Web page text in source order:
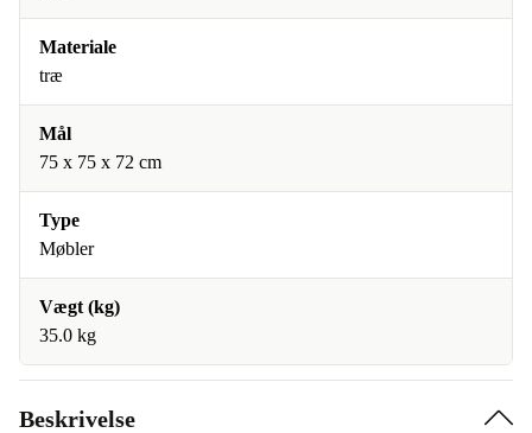
Materiale
træ
Mål
75 x 75 x 72 cm
Type
Møbler
Vægt (kg)
35.0 kg
Beskrivelse